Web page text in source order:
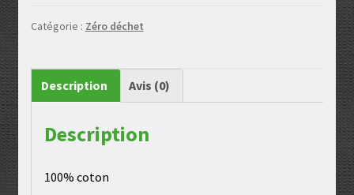
Catégorie : Zéro déchet
Description Avis (0)
Description
100% coton